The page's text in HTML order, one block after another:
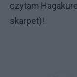
czytam
skarpet)!